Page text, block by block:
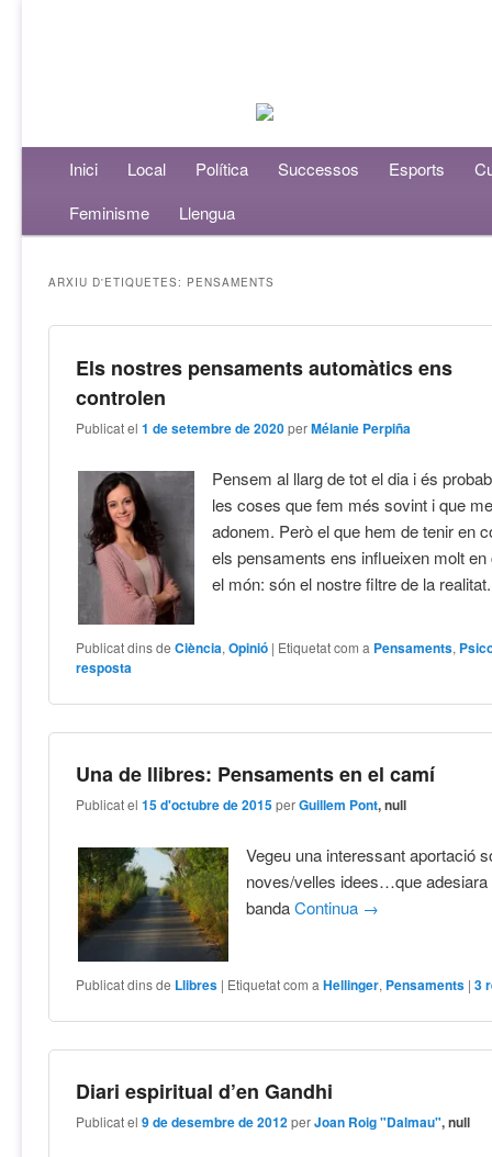
Menú principalAneu al contingut principal
Aneu al contingut secundari
Inici Local Política Successos Esports
Feminisme
Llengua
ARXIU D'ETIQUETES: PENSAMENTS
Els nostres pensaments automàtics ens
controlen
Publicat el1 de setembre de 2020 perMélanie Perpiña
Pensem al llarg de tot el dia i és
les coses que fem més sovint i que
adonem. Però el que hem de tenir en
els pensaments ens influeixen molt
el món: són el nostre filtre de la
Publicat dins de Ciència,Opinió | Etiquetat com a Pensaments,
resposta
Una de llibres: Pensaments en el camí
Publicat el15 d'octubre de 2015 perGuillem Pont, null
Vegeu una interessant aportació
noves/velles idees…que
bandaContinua →
Publicat dins de Llibres | Etiquetat com a Hellinger, Pensaments |3
Diari espiritual d’en Gandhi
Publicat el9 de desembre de 2012 perJoan Roig "Dalmau", null